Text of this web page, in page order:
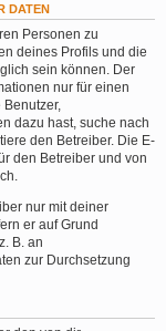
DATEN
Personen zu
deines Profils und die
sein können. Der
nur für einen
dazu hast, suche nach
den Betreiber. Die E-
den Betreiber und von
nur mit deiner
er auf Grund
B. an
zur Durchsetzung